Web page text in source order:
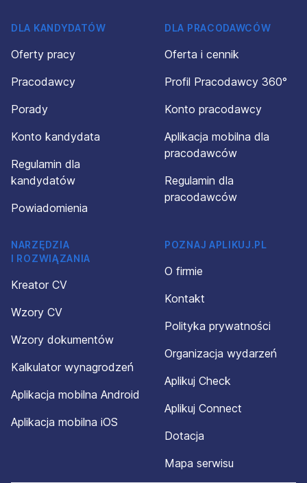
DLA KANDYDATÓW
Oferty pracy
Pracodawcy
Porady
Konto kandydata
Regulamin dla
kandydatów
Powiadomienia
DLA PRACODAWCÓW
Oferta i cennik
Profil Pracodawcy 360°
Konto pracodawcy
Aplikacja mobilna dla
pracodawców
Regulamin dla
pracodawców
NARZĘDZIA
I ROZWIĄZANIA
Kreator CV
Wzory CV
Wzory dokumentów
Kalkulator wynagrodzeń
Aplikacja mobilna Android
Aplikacja mobilna iOS
POZNAJ APLIKUJ.PL
O firmie
Kontakt
Polityka prywatności
Organizacja wydarzeń
Aplikuj Check
Aplikuj Connect
Dotacja
Mapa serwisu